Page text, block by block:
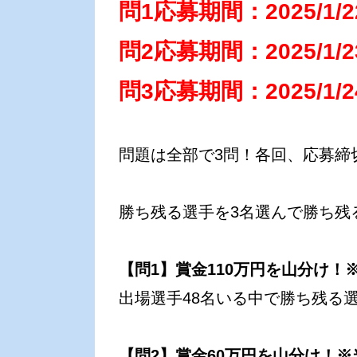
問1応募期間：2025/1/
問2応募期間：2025/1/
問3応募期間：2025/1/
問題は全部で3問！各回、応募
勝ち残る選手を3名選んで勝ち
【問1】賞金110万円を山分け
出場選手48名いる中で勝ち残る